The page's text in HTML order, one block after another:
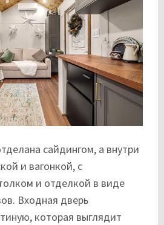
сайдингом, а внутри
и вагонкой, с
и отделкой в виде
Входная дверь
которая выглядит